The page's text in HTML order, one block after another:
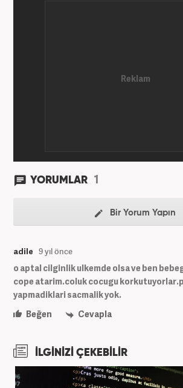
YORUMLAR 1
Bir Yorum Yapın
adile 9 yıl önce
o aptal cilginlik ulkemde olsa ve ben
cope atarim.coluk cocugu
yapmadiklari sacmalik yok.
Beğen
Cevapla
İLGİNİZİ ÇEKEBİLİR